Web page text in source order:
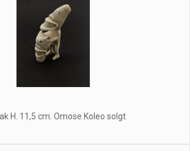
H. 11,5 cm. Omose Koleo solgt